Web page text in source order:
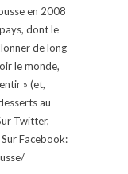
en 2008
dont le
de long
le monde,
» (et,
au
Twitter,
Facebook: